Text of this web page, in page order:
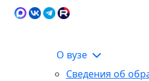
О вузе
Сведения об